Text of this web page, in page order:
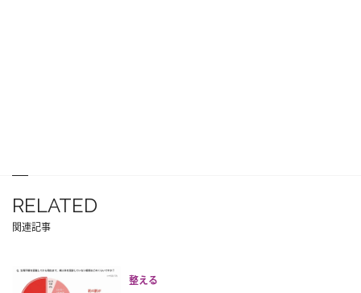
RELATED
関連記事
整える